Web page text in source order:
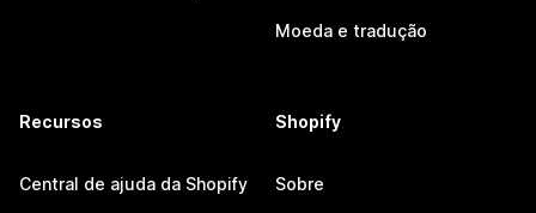
Moeda e tradução
Recursos
Central de ajuda da Shopify
Shopify
Sobre